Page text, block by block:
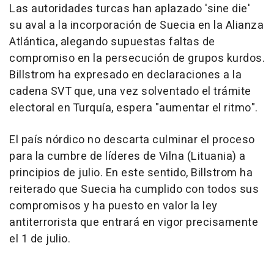
Las autoridades turcas han aplazado 'sine die'
su aval a la incorporación de Suecia en la Alianza
Atlántica, alegando supuestas faltas de
compromiso en la persecución de grupos kurdos.
Billstrom ha expresado en declaraciones a la
cadena SVT que, una vez solventado el trámite
electoral en Turquía, espera "aumentar el ritmo".
El país nórdico no descarta culminar el proceso
para la cumbre de líderes de Vilna (Lituania) a
principios de julio. En este sentido, Billstrom ha
reiterado que Suecia ha cumplido con todos sus
compromisos y ha puesto en valor la ley
antiterrorista que entrará en vigor precisamente
el 1 de julio.